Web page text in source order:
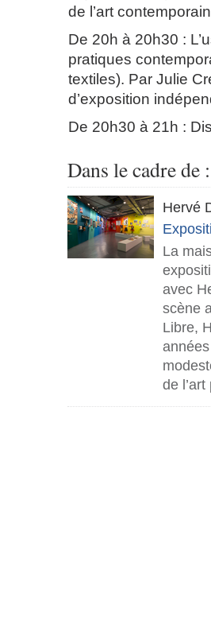
de l’art
De 20h à 20h30 :
pratiques
textiles). Par Julie
d’exposition
De 20h30 à 21h :
Dans le cadre de :
Hervé
La
avec
scène
Libre,
de